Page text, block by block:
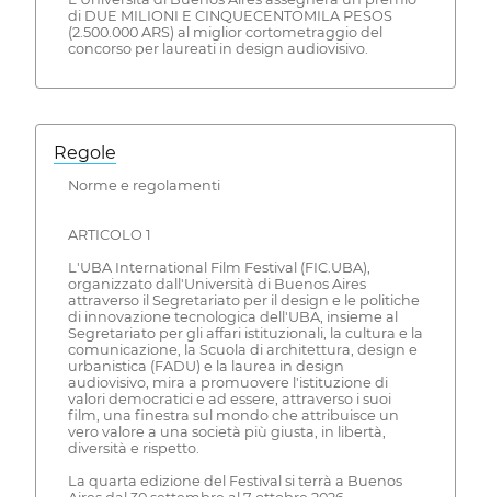
di DUE MILIONI E CINQUECENTOMILA PESOS
(2.500.000 ARS) al miglior cortometraggio del
concorso per laureati in design audiovisivo.
Regole
Norme e regolamenti
ARTICOLO 1
L'UBA International Film Festival (FIC.UBA),
organizzato dall'Università di Buenos Aires
attraverso il Segretariato per il design e le politiche
di innovazione tecnologica dell'UBA, insieme al
Segretariato per gli affari istituzionali, la cultura e la
comunicazione, la Scuola di architettura, design e
urbanistica (FADU) e la laurea in design
audiovisivo, mira a promuovere l'istituzione di
valori democratici e ad essere, attraverso i suoi
film, una finestra sul mondo che attribuisce un
vero valore a una società più giusta, in libertà,
diversità e rispetto.
La quarta edizione del Festival si terrà a Buenos